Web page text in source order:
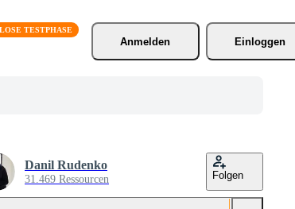
Anmelden
Einloggen
Danil Rudenko
31.469 Ressourcen Folgen